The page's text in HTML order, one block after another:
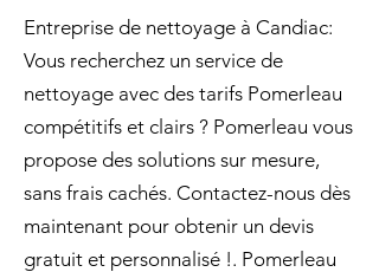
Entreprise de nettoyage à Candiac:
Vous recherchez un service de
nettoyage avec des tarifs Pomerleau
compétitifs et clairs ? Pomerleau vous
propose des solutions sur mesure,
sans frais cachés. Contactez-nous dès
maintenant pour obtenir un devis
gratuit et personnalisé !. Pomerleau